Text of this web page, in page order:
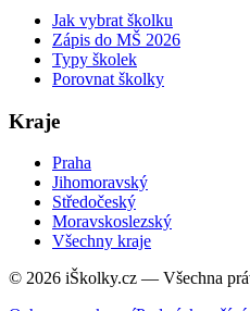
Jak vybrat školku
Zápis do MŠ 2026
Typy školek
Porovnat školky
Kraje
Praha
Jihomoravský
Středočeský
Moravskoslezský
Všechny kraje
© 2026 iŠkolky.cz — Všechna